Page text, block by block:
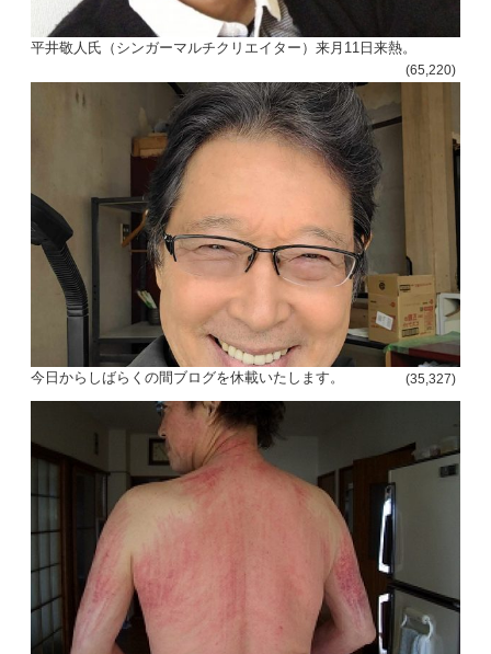
平井敬人氏（シンガーマルチクリエイター）来月11日来熱。
(65,220)
今日からしばらくの間ブログを休載いたします。 (35,327)